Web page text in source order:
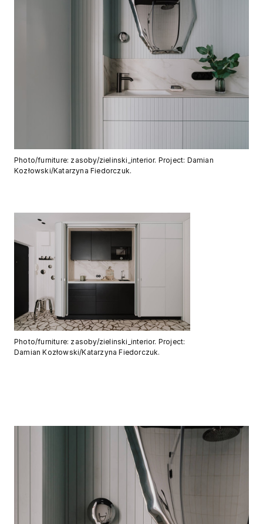
Photo/furniture: zasoby/zielinski_interior. Project: Damian
Kozłowski/Katarzyna Fiedorczuk.
Photo/furniture: zasoby/zielinski_interior. Project:
Damian Kozłowski/Katarzyna Fiedorczuk.